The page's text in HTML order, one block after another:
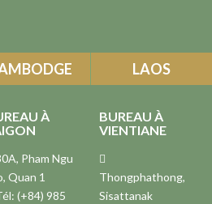
LAOS
À
Pham Ngu
Quan 1
(+84) 985
BUREAU À
VIENTIANE
Thongphathong,
Sisattanak